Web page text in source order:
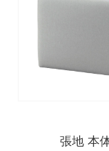
張地 本